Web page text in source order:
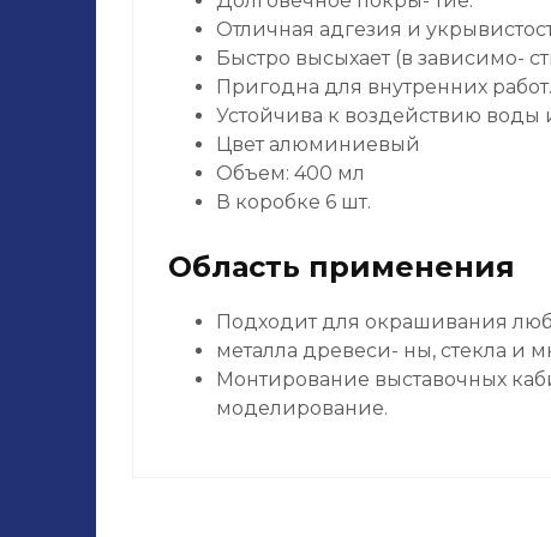
Отличная адгезия и
Быстро высыхает (в зависимо-
Пригодна для внутренних работ.
Устойчива к воздействию
Цвет алюминиевый
Объем: 400 мл
В коробке 6 шт.
Область применения
Подходит для окрашивания
металла древеси- ны, стекла и
Монтирование выставочных
моделирование.